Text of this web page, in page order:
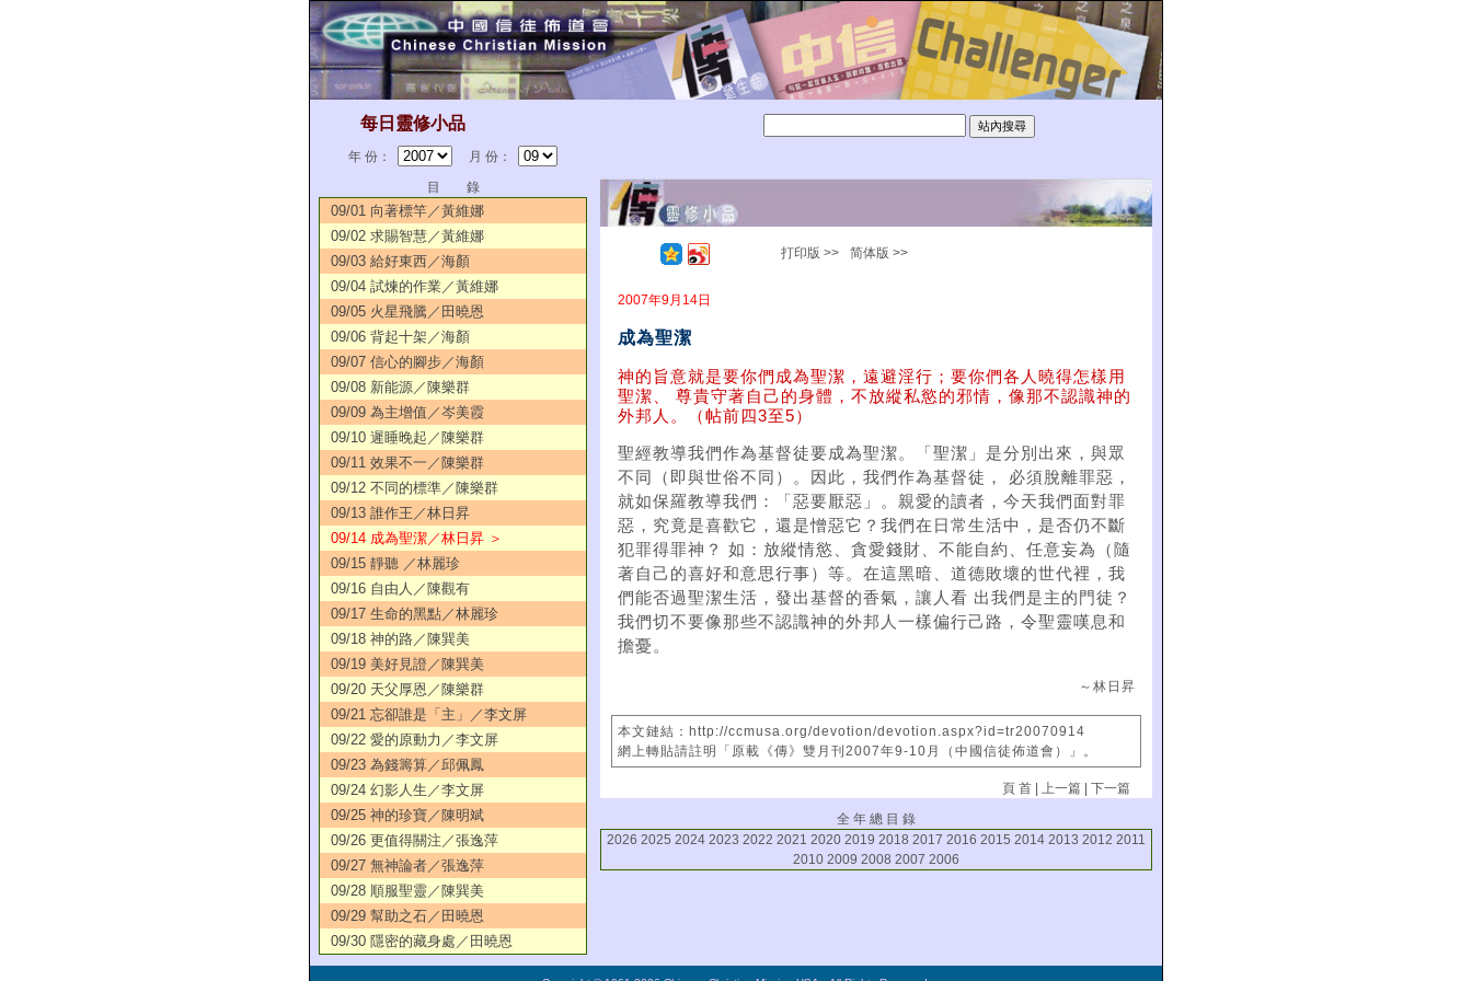
每日靈修小品
年 份：
月 份：
目 錄
09/01 向著標竿／黃維娜
09/02 求賜智慧／黃維娜
09/03 給好東西／海顏
09/04 試煉的作業／黃維娜
09/05 火星飛騰／田曉恩
09/06 背起十架／海顏
09/07 信心的腳步／海顏
09/08 新能源／陳樂群
09/09 為主增值／岑美霞
09/10 遲睡晚起／陳樂群
09/11 效果不一／陳樂群
09/12 不同的標準／陳樂群
09/13 誰作王／林日昇
09/14 成為聖潔／林日昇 ＞
09/15 靜聽 ／林麗珍
09/16 自由人／陳觀有
09/17 生命的黑點／林麗珍
09/18 神的路／陳巽美
09/19 美好見證／陳巽美
09/20 天父厚恩／陳樂群
09/21 忘卻誰是「主」／李文屏
09/22 愛的原動力／李文屏
09/23 為錢籌算／邱佩鳳
09/24 幻影人生／李文屏
09/25 神的珍寶／陳明斌
09/26 更值得關注／張逸萍
09/27 無神論者／張逸萍
09/28 順服聖靈／陳巽美
09/29 幫助之石／田曉恩
09/30 隱密的藏身處／田曉恩
打印版 >> 简体版 >>
2007年9月14日
成為聖潔
神的旨意就是要你們成為聖潔，遠避淫行；要你們各人曉得怎樣用
聖潔、 尊貴守著自己的身體，不放縱私慾的邪情，像那不認識神的
外邦人。（帖前四3至5）
聖經教導我們作為基督徒要成為聖潔。「聖潔」是分別出來，與眾
不同（即與世俗不同）。因此，我們作為基督徒， 必須脫離罪惡，
就如保羅教導我們：「惡要厭惡」。親愛的讀者，今天我們面對罪
惡，究竟是喜歡它，還是憎惡它？我們在日常生活中，是否仍不斷
犯罪得罪神？ 如：放縱情慾、貪愛錢財、不能自約、任意妄為（隨
著自己的喜好和意思行事）等。在這黑暗、道德敗壞的世代裡，我
們能否過聖潔生活，發出基督的香氣，讓人看 出我們是主的門徒？
我們切不要像那些不認識神的外邦人一樣偏行己路，令聖靈嘆息和
擔憂。
～林日昇
本文鏈結：http://ccmusa.org/devotion/devotion.aspx?id=tr20070914
網上轉貼請註明「原載《傳》雙月刊2007年9-10月（中國信徒佈道會）」。
頁 首 |上一篇 |下一篇
全 年 總 目 錄
2026 2025 2024 2023 2022 2021 2020 2019 2018 2017 2016 2015 2014 2013 2012 2011
2010 2009 2008 2007 2006